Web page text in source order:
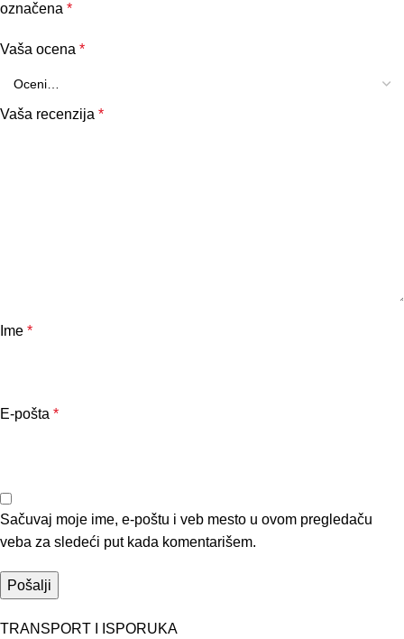
označena *
Vaša ocena *
Vaša recenzija *
Ime *
E-pošta *
Sačuvaj moje ime, e-poštu i veb mesto u ovom pregledaču
veba za sledeći put kada komentarišem.
TRANSPORT I ISPORUKA